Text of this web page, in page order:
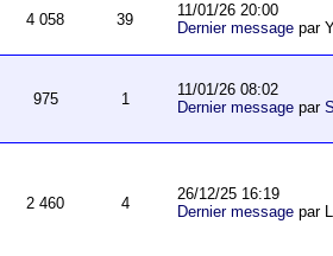
4 058 39
11/01/26 20:00
Dernier messagepar
975 1
11/01/26 08:02
Dernier messagepar
2 460 4
26/12/25 16:19
Dernier messagepar